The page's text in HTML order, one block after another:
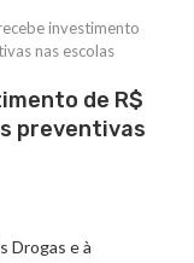
investimento
nas escolas
de R$
preventivas
Drogas e à